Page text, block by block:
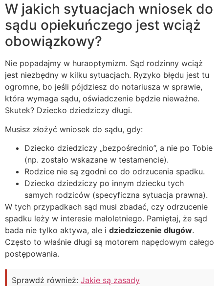
W jakich sytuacjach wniosek do
sądu opiekuńczego jest wciąż
obowiązkowy?
Nie popadajmy w huraoptymizm. Sąd rodzinny wciąż
jest niezbędny w kilku sytuacjach. Ryzyko błędu jest tu
ogromne, bo jeśli pójdziesz do notariusza w sprawie,
która wymaga sądu, oświadczenie będzie nieważne.
Skutek? Dziecko dziedziczy długi.
Musisz złożyć wniosek do sądu, gdy:
Dziecko dziedziczy „bezpośrednio”, a nie po Tobie
(np. zostało wskazane w testamencie).
Rodzice nie są zgodni co do odrzucenia spadku.
Dziecko dziedziczy po innym dziecku tych
samych rodziców (specyficzna sytuacja prawna).
W tych przypadkach sąd musi zbadać, czy odrzucenie
spadku leży w interesie małoletniego. Pamiętaj, że sąd
bada nie tylko aktywa, ale i dziedziczenie długów.
Często to właśnie długi są motorem napędowym całego
postępowania.
Sprawdź również: Jakie są zasady